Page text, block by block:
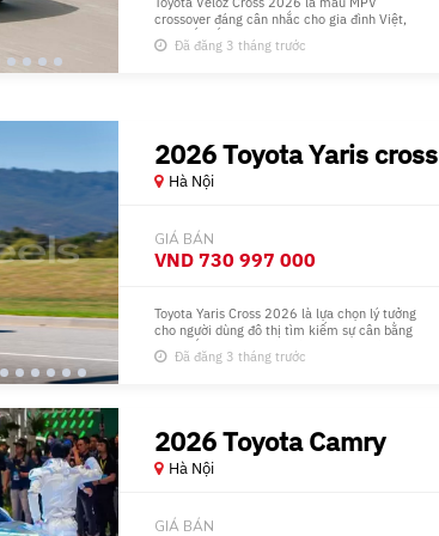
crossover đáng cân nhắc cho gia đình Việt,
với thiết kế hiện đại, không gian rộng rãi và
trang bị an toàn vượt trội. Độ bền Toyota kết
Đã đăng 3 tháng trước
2026 Toyota Yaris cross
Hà Nội
GIÁ BÁN
VND 730 997 000
Toyota Yaris Cross 2026 là lựa chọn lý tưởng
cho người dùng đô thị tìm kiếm sự cân bằng
giữa tiết kiệm, an toàn và tiện nghi. Với
doanh số top 10 05/2026, xe chứng minh
Đã đăng 3 tháng trước
2026 Toyota Camry
Hà Nội
GIÁ BÁN